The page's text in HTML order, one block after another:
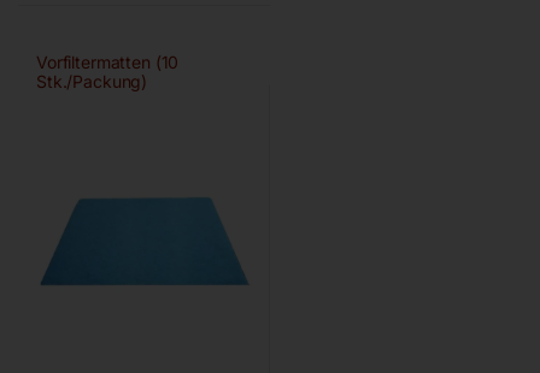
Vorfiltermatten (10
Stk./Packung)